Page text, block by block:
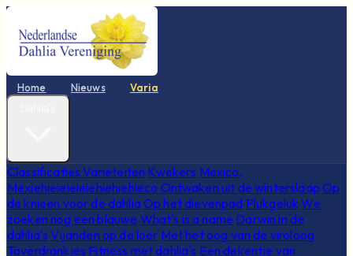
Home Nieuws Varia
Classificaties Variëteiten Kwekers Mexico,
Mexiehieieieieiehiehiehieco Ontwaken uit de winterslaap Op
de knieën voor de dahliaOp het dievenpad Plukgeluk We
zoeken nog een blauwe What's is a name Darwin in de
dahlia's Vijanden op de loer Met het oog van de viroloog
Toverdrankjes Fitness met dahlia's Een dekentje van